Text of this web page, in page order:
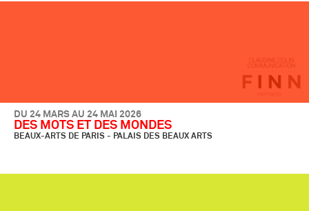
DU 24 MARS AU 24 MAI 2026
DES MOTS ET DES MONDES
BEAUX-ARTS DE PARIS - PALAIS DES BEAUX ARTS